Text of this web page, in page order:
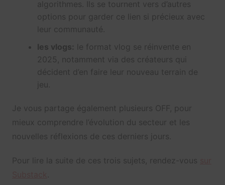
algorithmes. Ils se tournent vers d’autres
options pour garder ce lien si précieux avec
leur communauté.
les vlogs: le format vlog se réinvente en
2025, notamment via des créateurs qui
décident d’en faire leur nouveau terrain de
jeu.
Je vous partage également plusieurs OFF, pour
mieux comprendre l’évolution du secteur et les
nouvelles réflexions de ces derniers jours.
Pour lire la suite de ces trois sujets, rendez-vous